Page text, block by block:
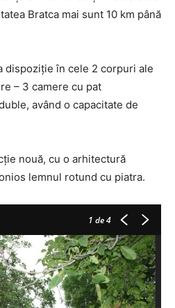
Bratca mai sunt 10 km până
dispoziţie în cele 2 corpuri ale
– 3 camere cu pat
având o capacitate de
nouă, cu o arhitectură
lemnul rotund cu piatra.
1 de 4